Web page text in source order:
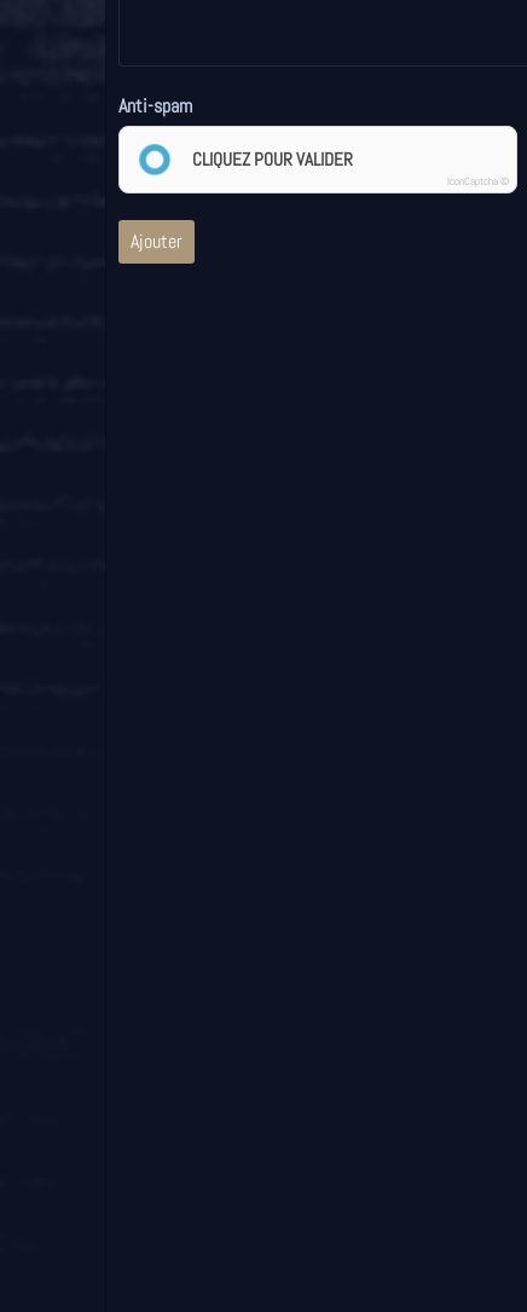
Anti-spam
CLIQUEZ POUR VALIDER
IconCaptcha ©
Ajouter